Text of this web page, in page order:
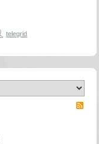
telegrid